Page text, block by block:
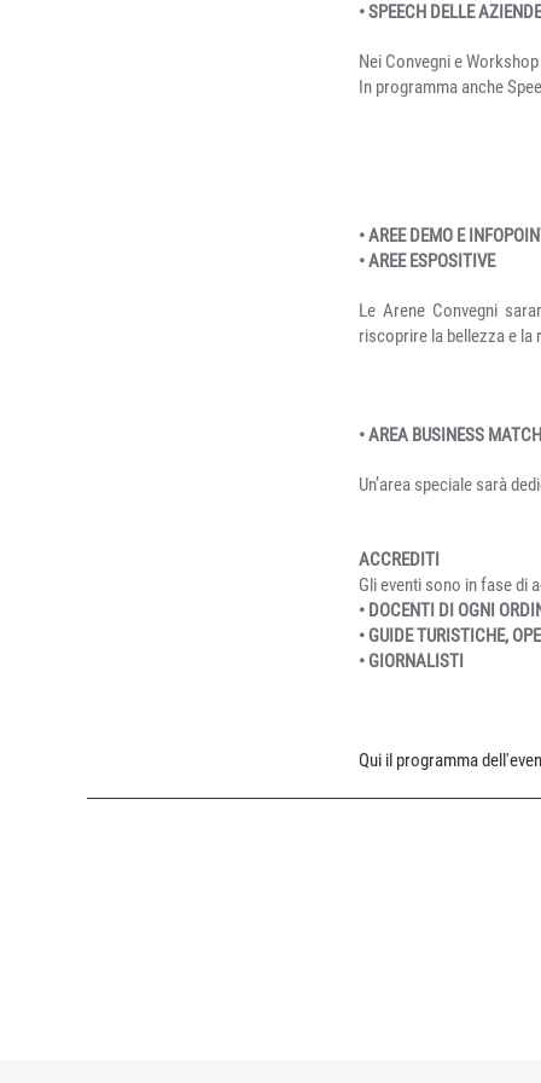
• SPEECH DELLE AZIENDE
Nei Convegni e
In programma anche
• AREE DEMO E
• AREE ESPOSITIVE
Le Arene Convegni
riscoprire la bellezza e
• AREA BUSINESS
Un’area speciale sarà
ACCREDITI
Gli eventi sono in fase di
• DOCENTI DI OGNI
• GUIDE TURISTICHE,
• GIORNALISTI
Qui il programma